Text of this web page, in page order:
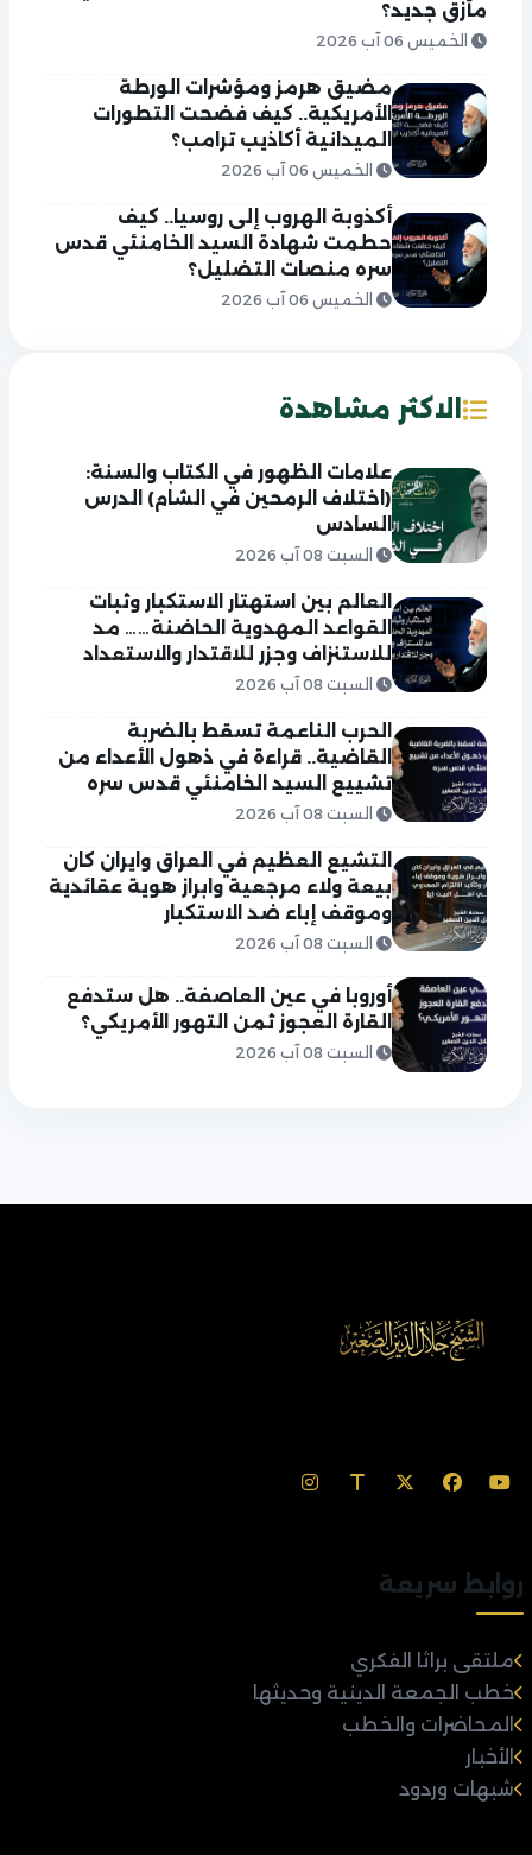
مأزق جديد؟
الخميس 06 آب 2026
مضيق هرمز ومؤشرات الورطة
الأمريكية.. كيف فضحت التطورات
الميدانية أكاذيب ترامب؟
الخميس 06 آب 2026
أكذوبة الهروب إلى روسيا.. كيف
حطمت شهادة السيد الخامنئي قدس
سره منصات التضليل؟
الخميس 06 آب 2026
الاكثر مشاهدة
علامات الظهور في الكتاب والسنة:
(اختلاف الرمحين في الشام) الدرس
السادس
السبت 08 آب 2026
العالم بين استهتار الاستكبار وثبات
القواعد المهدوية الحاضنة…… مد
للاستنزاف وجزر للاقتدار والاستعداد
السبت 08 آب 2026
الحرب الناعمة تسقط بالضربة
القاضية.. قراءة في ذهول الأعداء من
تشييع السيد الخامنئي قدس سره
السبت 08 آب 2026
التشيع العظيم في العراق وايران كان
بيعة ولاء مرجعية وابراز هوية عقائدية
وموقف إباء ضد الاستكبار
السبت 08 آب 2026
أوروبا في عين العاصفة.. هل ستدفع
القارة العجوز ثمن التهور الأمريكي؟
السبت 08 آب 2026
روابط سريعة
ملتقى براثا الفكري
خطب الجمعة الدينية وحديثها
المحاضرات والخطب
الأخبار
شبهات وردود